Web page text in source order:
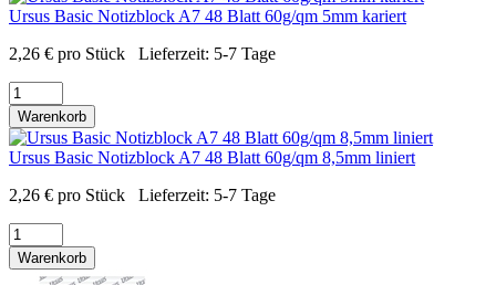
Ursus Basic Notizblock A7 48 Blatt 60g/qm 5mm kariert
2,26 € pro Stück Lieferzeit: 5-7 Tage
Warenkorb
Ursus Basic Notizblock A7 48 Blatt 60g/qm 8,5mm liniert
2,26 € pro Stück Lieferzeit: 5-7 Tage
Warenkorb